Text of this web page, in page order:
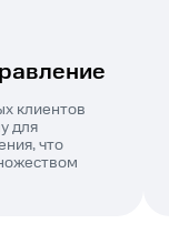
клиентов
для
что